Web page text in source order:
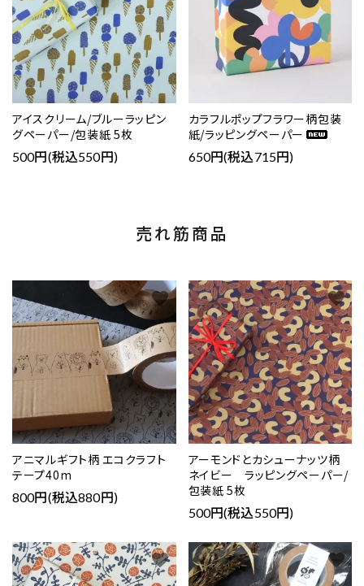
アイスクリーム/ブルーラッピン
グペーパー/包装紙 5枚
500円(税込550円)
カラフルポップフラワー柄包装
紙/ラッピングペーパー
650円(税込715円)
売れ筋商品
アニマルギフト柄 エコクラフト
テープ40m
800円(税込880円)
favorite
アーモンドとカシューナッツ柄
ネイビー ラッピングペーパー/
包装紙 5枚
500円(税込550円)
favorite
favorite favorite